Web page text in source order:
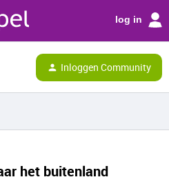
log in
Inloggen Community
het buitenland